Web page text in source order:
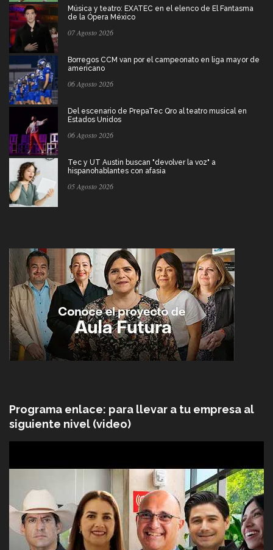
Música y teatro: EXATEC en el elenco de El Fantasma
de la Ópera México
07 Agosto 2026
Borregos CCM van por el campeonato en liga mayor de
americano
06 Agosto 2026
Del escenario de PrepaTec Qro al teatro musical en
Estados Unidos
06 Agosto 2026
Tec y UT Austin buscan "devolver la voz" a
hispanohablantes con afasia
05 Agosto 2026
Programa enlace: para llevar a tu empresa al
siguiente nivel (video)